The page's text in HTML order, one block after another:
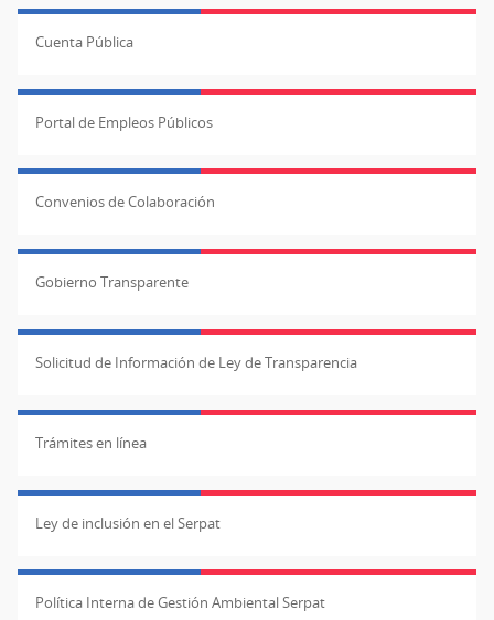
Cuenta Pública
Portal de Empleos Públicos
Convenios de Colaboración
Gobierno Transparente
Solicitud de Información de Ley de Transparencia
Trámites en línea
Ley de inclusión en el Serpat
Política Interna de Gestión Ambiental Serpat